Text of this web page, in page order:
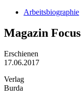
Arbeitsbiographie
Magazin Focus
Erschienen
17.06.2017
Verlag
Burda